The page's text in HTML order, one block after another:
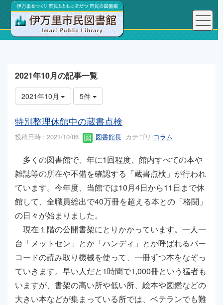
トップページ こんにちは、図書館長です！
2021年10月の記事一覧
2021年10月 5件
特別整理休館中の蔵書点検
投稿日時 : 2021/10/06 図書館長 カテゴリ:コラム
多くの図書館で、年に1回程度、館内すべての本や
雑誌等の所在や不備を確認する「蔵書点検」が行われ
ています。今年度、当館では10月4日から11日まで休
館して、全職員総出で40万冊を超える本との「格闘」
の日々が始まりました。
現在１階の公開書架にとりかかっています。一人一
台「メットセン」とか「ハンディ」とか呼ばれるバー
コードの読み取り機械を使って、一冊ずつ本をなぞっ
ていきます。早い人だと1時間で1,000冊という猛者も
いますが、書架の高い所や低い所、絵本や図鑑などの
大きい本などが集まっている所では、ベテランでも難